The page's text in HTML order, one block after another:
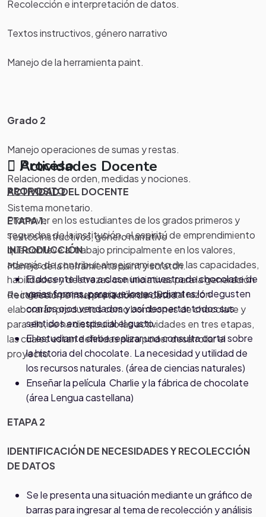
Recolección e interpretación de datos.
Textos instructivos, género narrativo
Manejo de la herramienta paint.
Grado 2
Manejo operaciones de sumas y restas.
Relaciones de orden, medidas y nociones.
Sistema monetario.
Textos instructivos, género narrativo
Manejo de la herramienta paint y scratch.
Recolección e interpretación de datos.
Proceso
PROPOSITO
Promover en los estudiantes de los grados primeros y
segundos de la institución, el espiritú de emprendimiento
que conlleve al trabajo principalmente en los valores,
además de contribuir al mejoramiento de las capacidades,
habilidades y destrezas con iniciativas para la generación
de ingresos por su propia cuenta. Por tal razón
elaborarán productos como bombones de chocolate y
para ello, se ha distribuido las actividades en tres etapas,
las cuales estan definidas para poder desarrollar el
proyecto.
Actividades Docente
ACTIVIDAD DEL DOCENTE
ETAPA 1:
INTRODUCCIÓN
El docente lleva a clase una muestra de chocolate de
varias formas, para que los estudiantes lo degusten
con los ojos vendados y así despertar todos sus
sentidos en especial el gusto.
El estudiante debe realizar una consulta corta sobre
la historia del chocolate. La necesidad y utilidad de
los recursos naturales. (área de ciencias naturales)
Enseñar la película Charlie y la fábrica de chocolate
(área Lengua castellana)
ETAPA 2
IDENTIFICACIÓN DE NECESIDADES Y RECOLECCIÓN
DE DATOS
Se le presenta una situación mediante un gráfico de
barras para ingresar al tema de recolección y análisis